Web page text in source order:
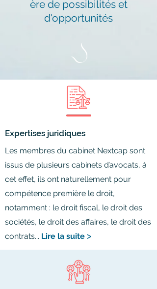
ère de possibilités et
d'opportunités
Expertises juridiques
Les membres du cabinet Nextcap sont
issus de plusieurs cabinets d’avocats, à
cet effet, ils ont naturellement pour
compétence première le droit,
notamment : le droit fiscal, le droit des
sociétés, le droit des affaires, le droit des
contrats... Lire la suite ᐳ